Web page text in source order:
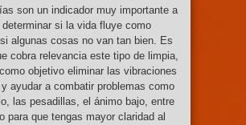
son un indicador muy importante a
determinar si la vida fluye como
algunas cosas no van tan bien. Es
cobra relevancia este tipo de limpia,
objetivo eliminar las vibraciones
ayudar a combatir problemas como
las pesadillas, el ánimo bajo, entre
para que tengas mayor claridad al